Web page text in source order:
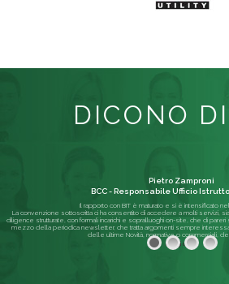
DICONO
Il rapporto con BIT è maturato e si è intensificato
La convenzione sottoscritta ci ha consentito di accedere a molti servizi,
diligence strutturate, con formali incarichi e sopralluoghi on-site, che di
mezzo della periodica newsletter, che tratta argomenti sempre
delle ultime Novità, normative o commerciali,
Pietro Zamproni
BCC - Responsabile Ufficio
Leggi di più